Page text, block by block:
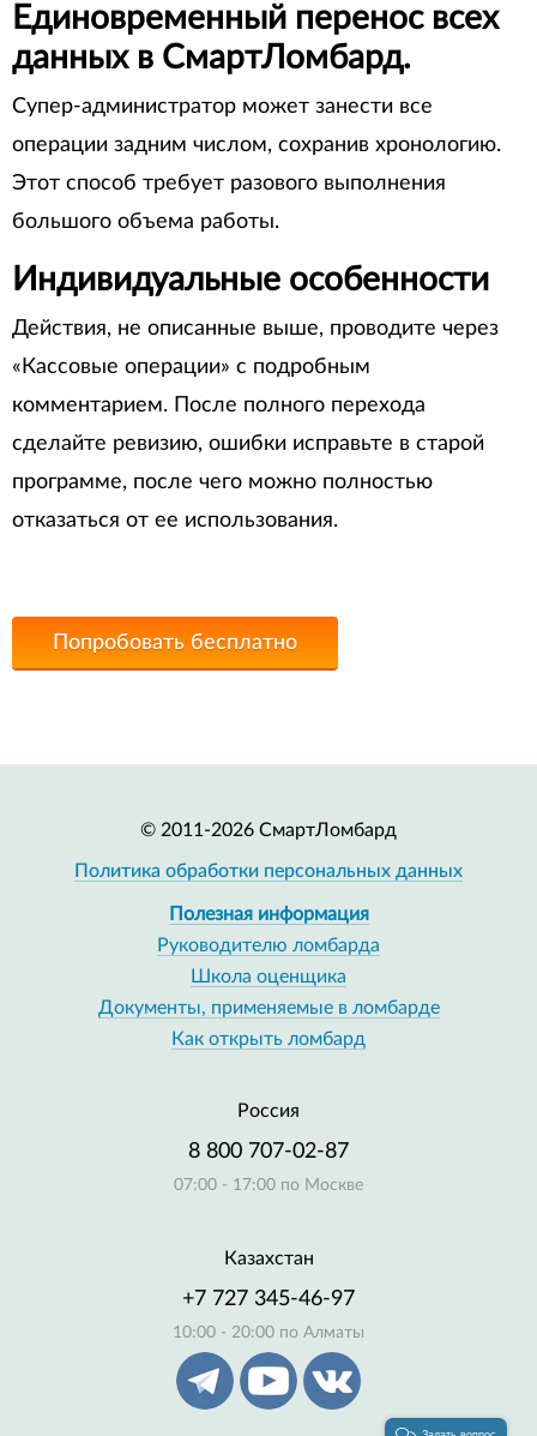
Единовременный перенос всех
данных в СмартЛомбард.
Супер-администратор может занести все
операции задним числом, сохранив хронологию.
Этот способ требует разового выполнения
большого объема работы.
Индивидуальные особенности
Действия, не описанные выше, проводите через
«Кассовые операции» с подробным
комментарием. После полного перехода
сделайте ревизию, ошибки исправьте в старой
программе, после чего можно полностью
отказаться от ее использования.
Попробовать бесплатно
© 2011-2026 СмартЛомбард
Политика обработки персональных данных
Полезная информация
Руководителю ломбарда
Школа оценщика
Документы, применяемые в ломбарде
Как открыть ломбард
Россия
8 800 707-02-87
07:00 - 17:00 по Москве
Казахстан
+7 727 345-46-97
10:00 - 20:00 по Алматы